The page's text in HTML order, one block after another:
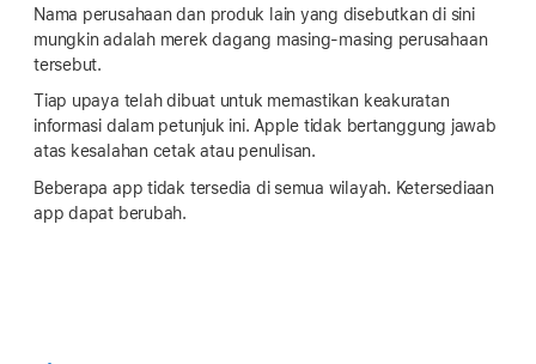
Nama perusahaan dan produk lain yang disebutkan di sini
mungkin adalah merek dagang masing-masing perusahaan
tersebut.
Tiap upaya telah dibuat untuk memastikan keakuratan
informasi dalam petunjuk ini. Apple tidak bertanggung jawab
atas kesalahan cetak atau penulisan.
Beberapa app tidak tersedia di semua wilayah. Ketersediaan
app dapat berubah.